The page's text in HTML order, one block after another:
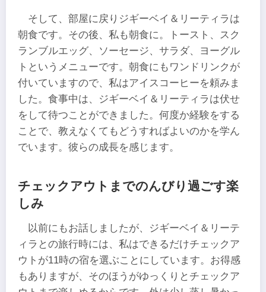
そして、部屋に戻りジギーベイ＆リーティラは
朝食です。その後、私も朝食に。トースト、スク
ランブルエッグ、ソーセージ、サラダ、ヨーグル
トというメニューです。朝食にもワンドリンクが
付いていますので、私はアイスコーヒーを頼みま
した。食事中は、ジギーベイ＆リーティラは伏せ
をして待つことができました。何度か経験をする
ことで、教えなくてもどうすればよいのかを学ん
でいます。彼らの成長を感じます。
チェックアウトまでのんびり過ごす楽
しみ
以前にもお話しましたが、ジギーベイ＆リーテ
ィラとの旅行時には、私はできるだけチェックア
ウトが11時の宿を選ぶことにしています。お得感
もありますが、そのほうがゆっくりとチェックア